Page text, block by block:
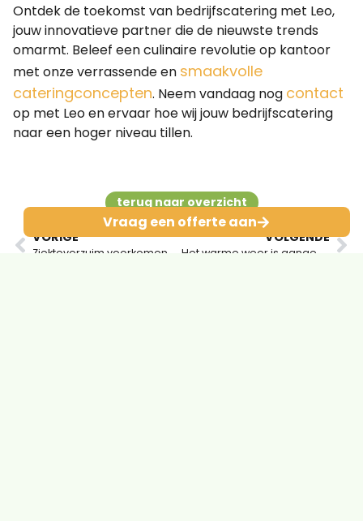
Vraag een offerte aan
Ontdek de toekomst van bedrijfscatering met Leo,
jouw innovatieve partner die de nieuwste trends
omarmt. Beleef een culinaire revolutie op kantoor
met onze verrassende en smaakvolle
cateringconcepten. Neem vandaag nog contact
op met Leo en ervaar hoe wij jouw bedrijfscatering
naar een hoger niveau tillen.
terug naar overzicht
VORIGE VOLGENDE